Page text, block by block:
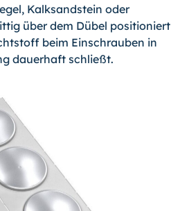
Kalksandstein oder
über dem Dübel positioniert
beim Einschrauben in
dauerhaft schließt.